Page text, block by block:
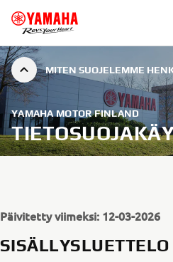
MITEN SUOJELEMME
YAMAHA MOTOR FINLAND
Päivitetty viimeksi: 12-03-2026
SISÄLLYSLUETTELO